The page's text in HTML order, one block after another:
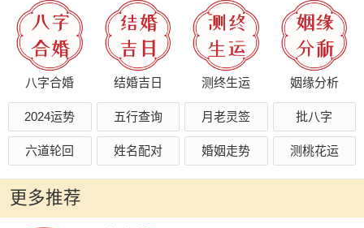
八字合婚 结婚吉日 测终生运 姻缘分析
2024运势 五行查询 月老灵签 批八字
六道轮回 姓名配对 婚姻走势 测桃花运
更多推荐